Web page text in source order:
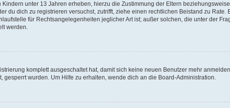
unter 13 Jahren erheben, hierzu die Zustimmung der Eltern
du dich zu registrieren versuchst, zutrifft, ziehe einen rechtlichen Beistand zu
für Rechtsangelegenheiten jeglicher Art ist; außer solchen, die unter der
werden.
komplett ausgeschaltet hat, damit sich keine neuen Benutzer mehr
gesperrt wurden. Um Hilfe zu erhalten, wende dich an die Board-Administration.